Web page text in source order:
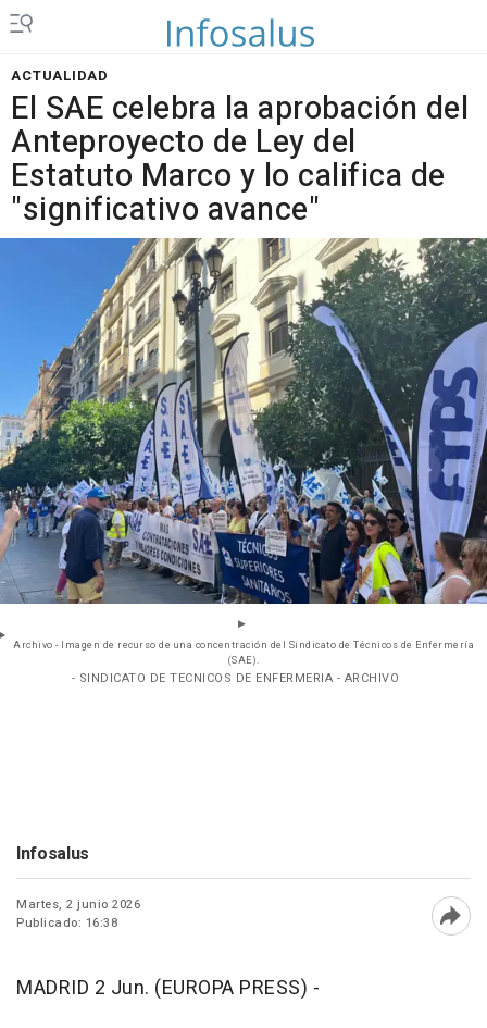
ACTUALIDAD
El SAE celebra la aprobación del
Anteproyecto de Ley del
Estatuto Marco y lo califica de
"significativo avance"
Archivo - Imagen de recurso de una concentración del Sindicato de Técnicos de Enfermería
(SAE).
- SINDICATO DE TECNICOS DE ENFERMERIA - ARCHIVO
Infosalus
Martes, 2 junio 2026
Publicado: 16:38
MADRID 2 Jun. (EUROPA PRESS) -